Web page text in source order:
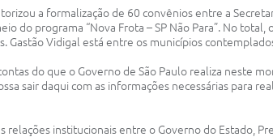
a formalização de 60 convênios entre a
do programa “Nova Frota – SP Não Para”. No
Gastão Vidigal está entre os municípios
do que o Governo de São Paulo realiza neste
sair daqui com as informações necessárias para
institucionais entre o Governo do Estado,